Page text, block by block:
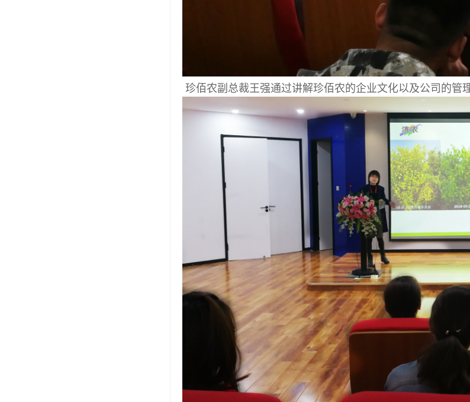
珍佰农副总裁王强通过讲解珍佰农的企业文化以及公司的管